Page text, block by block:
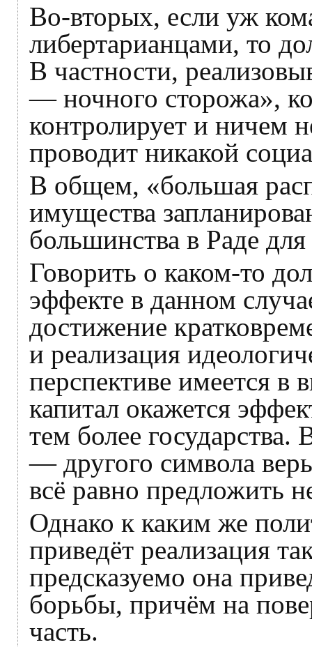
Во-вторых, если уж
либертарианцами, то
В частности,
— ночного сторожа»,
контролирует и ничем
проводит никакой
В общем, «большая
имущества
большинства в Раде для
Говорить о каком-то
эффекте в данном
достижение
и реализация
перспективе имеется в
капитал окажется
тем более государства.
— другого символа
всё равно предложить
Однако к каким же
приведёт реализация
предсказуемо она
борьбы, причём на
часть.